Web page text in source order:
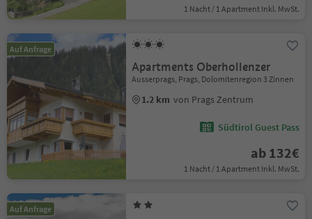
1 Nacht / 1 Apartment Inkl. MwSt.
Auf Anfrage
Apartments Oberhollenzer
Ausserprags, Prags, Dolomitenregion 3 Zinnen
1.2 km von Prags Zentrum
Südtirol Guest Pass
ab 132€
1 Nacht / 1 Apartment Inkl. MwSt.
Auf Anfrage